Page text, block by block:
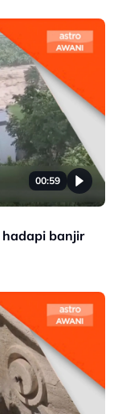
00:59
banjir